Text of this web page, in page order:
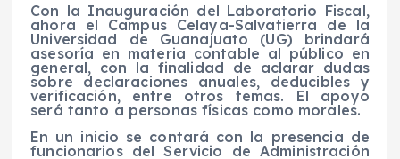
Con la Inauguración del Laboratorio Fiscal,
ahora el Campus Celaya-Salvatierra de la
Universidad de Guanajuato (UG) brindará
asesoría en materia contable al público en
general, con la finalidad de aclarar dudas
sobre declaraciones anuales, deducibles y
verificación, entre otros temas. El apoyo
será tanto a personas físicas como morales.
En un inicio se contará con la presencia de
funcionarios del Servicio de Administración